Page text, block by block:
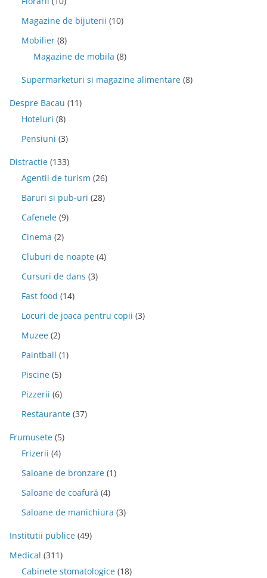
Magazine de bijuterii (10)
Mobilier (8)
Magazine de mobila (8)
Supermarketuri si magazine alimentare (8)
Despre Bacau (11)
Hoteluri (8)
Pensiuni (3)
Distractie (133)
Agentii de turism (26)
Baruri si pub-uri (28)
Cafenele (9)
Cinema (2)
Cluburi de noapte (4)
Cursuri de dans (3)
Fast food (14)
Locuri de joaca pentru copii (3)
Muzee (2)
Paintball (1)
Piscine (5)
Pizzerii (6)
Restaurante (37)
Frumusete (5)
Frizerii (4)
Saloane de bronzare (1)
Saloane de coafură (4)
Saloane de manichiura (3)
Institutii publice (49)
Medical (311)
Cabinete stomatologice (18)